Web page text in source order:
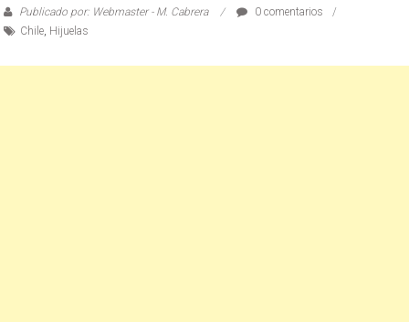
Publicado por: Webmaster - M. Cabrera
0 comentarios
Chile, Hijuelas